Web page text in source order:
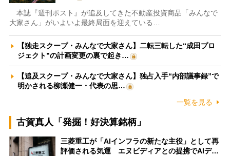
本誌『週刊ポスト』が追及してきた不動産投資商品「みんなで
大家さん」がいよいよ最終局面を迎えている…
【独走スクープ・みんなで大家さん】二転三転した“成田プロ
ジェクト”の計画変更の裏で起き…
【追及スクープ・みんなで大家さん】独占入手“内部議事録”で
明かされる柳瀬健一・代表の思…
一覧を見る
古賀真人「発掘！好決算銘柄」
三菱重工が「AIインフラの新たな主役」として再
評価される気運 エヌビディアとの提携でAIデ…